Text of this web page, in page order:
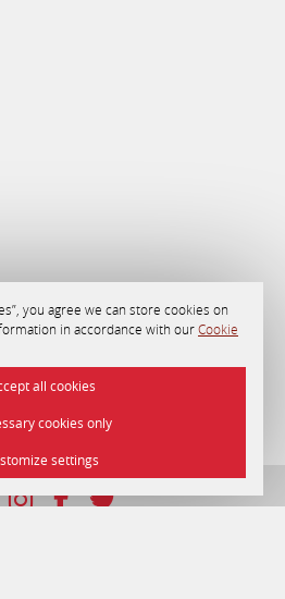
you agree we can store cookies on
in accordance with ourCookie
all cookies
cookies only
settings